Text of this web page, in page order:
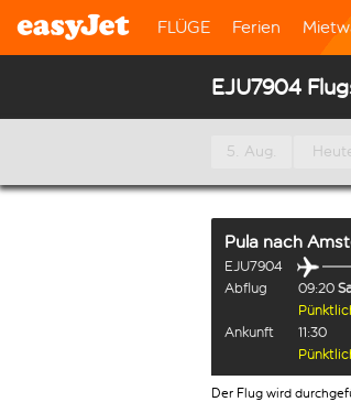
FLÜGE Ferien
EJU7904
5. Aug.
Pula nach
EJU7904
Abflug
09:20
Ankunft
11:30
Der Flug wird